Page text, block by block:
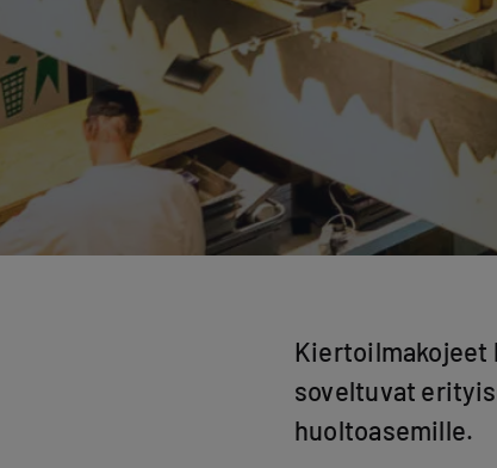
Kiertoilmakojeet
soveltuvat
huoltoasemille.